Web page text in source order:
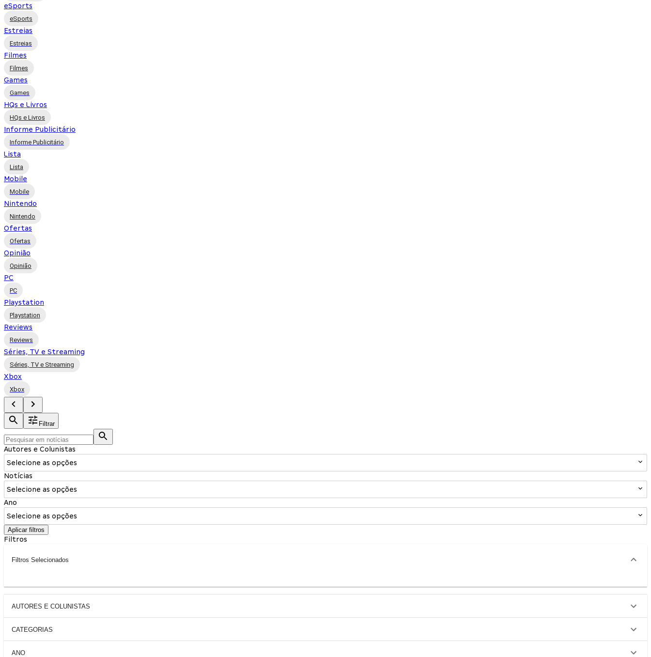
eSports
eSports
Estreias
Estreias
Filmes
Filmes
Games
Games
HQs e Livros
HQs e Livros
Informe Publicitário
Informe Publicitário
Lista
Lista
Mobile
Mobile
Nintendo
Nintendo
Ofertas
Ofertas
Opinião
Opinião
PC
PC
Playstation
Playstation
Reviews
Reviews
Séries, TV e Streaming
Séries, TV e Streaming
Xbox
Xbox
Filtrar
Autores e Colunistas
Selecione as opções
Notícias
Selecione as opções
Ano
Selecione as opções
Aplicar filtros
Filtros
Filtros Selecionados
AUTORES E COLUNISTAS
CATEGORIAS
ANO